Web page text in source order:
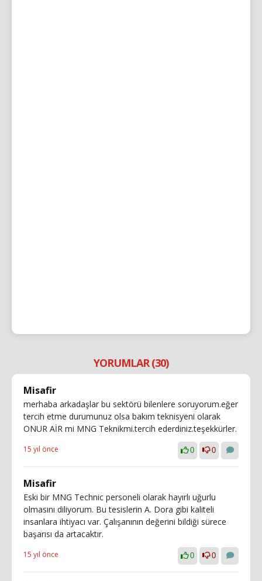
YORUMLAR (30)
Misafir
merhaba arkadaşlar bu sektörü bilenlere soruyorum.eğer
tercih etme durumunuz olsa bakım teknisyeni olarak
ONUR AİR mi MNG Teknikmi.tercih ederdiniz.teşekkürler.
15 yıl önce 0 0
Misafir
Eski bir MNG Technic personeli olarak hayırlı uğurlu
olmasını diliyorum. Bu tesislerin A. Dora gibi kaliteli
insanlara ihtiyacı var. Çalışanının değerini bildiği sürece
başarısı da artacaktır.
15 yıl önce 0 0